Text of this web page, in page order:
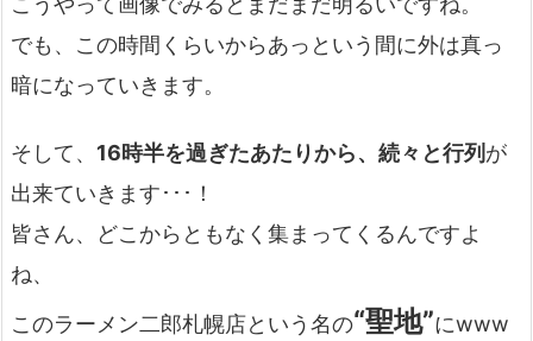
でも、この時間くらいからあっという間に外は真っ
暗になっていきます。
そして、 16時半を過ぎたあたりから、続々と行列 が
出来ていきます･･･！
皆さん、どこからともなく集まってくるんですよ
ね、
このラーメン二郎札幌店という名の“聖地”にwww